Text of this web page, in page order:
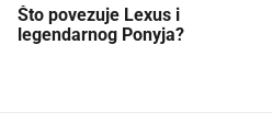
Što povezuje Lexus i
legendarnog Ponyja?